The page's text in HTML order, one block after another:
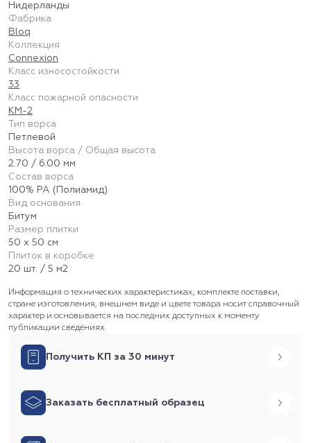
Нидерланды
Фабрика
Bloq
Коллекция
Connexion
Класс износостойкости
33
Класс пожарной опасности
КМ-2
Тип ворса
Петлевой
Высота ворса / Общая высота
2.70 / 6.00 мм
Состав ворса
100% PA (Полиамид)
Вид основания
Битум
Размер плитки
50 х 50 см
Плиток в коробке
20 шт. / 5 м2
Информация о технических характеристиках, комплекте поставки,
стране изготовления, внешнем виде и цвете товара носит справочный
характер и основывается на последних доступных к моменту
публикации сведениях.
Получить КП за 30 минут
Заказать бесплатный образец